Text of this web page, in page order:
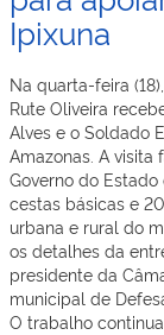
Ipixuna
Na quarta-feira
Rute Oliveira
Alves e o Soldado
Amazonas. A
Governo do
cestas básicas e
urbana e rural do
os detalhes da
presidente da
municipal de
O trabalho